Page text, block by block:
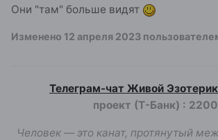
Они "там" больше видят
Изменено 12 апреля 2023
Телеграм-чат Живой
проект (Т-Банк) :
Человек — это канат, протянутый